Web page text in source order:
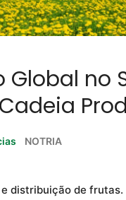
no
NOTRIA
distribuição de